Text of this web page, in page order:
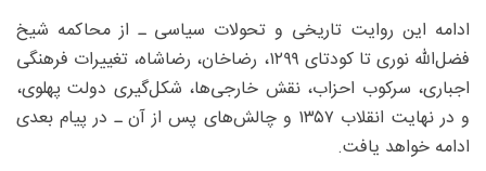
ادامه این روایت تاریخی و تحولات سیاسی ـ از محاکمه شیخ
فضل‌الله نوری تا کودتای ۱۲۹۹، رضاخان، رضاشاه، تغییرات فرهنگی
اجباری، سرکوب احزاب، نقش خارجی‌ها، شکل‌گیری دولت پهلوی،
و در نهایت انقلاب ۱۳۵۷ و چالش‌های پس از آن ـ در پیام بعدی
ادامه خواهد یافت.